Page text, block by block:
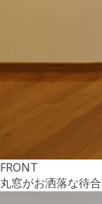
FRONT
丸窓がお洒落な待